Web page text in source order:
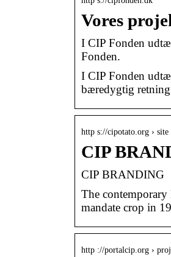
Vores
I CIP Fonden
Fonden.
I CIP Fonden
bæredygtig
http s://cipotato.org › site
CIP
CIP BRANDING
The contemporary
mandate crop in
http ://portalcip.org ›